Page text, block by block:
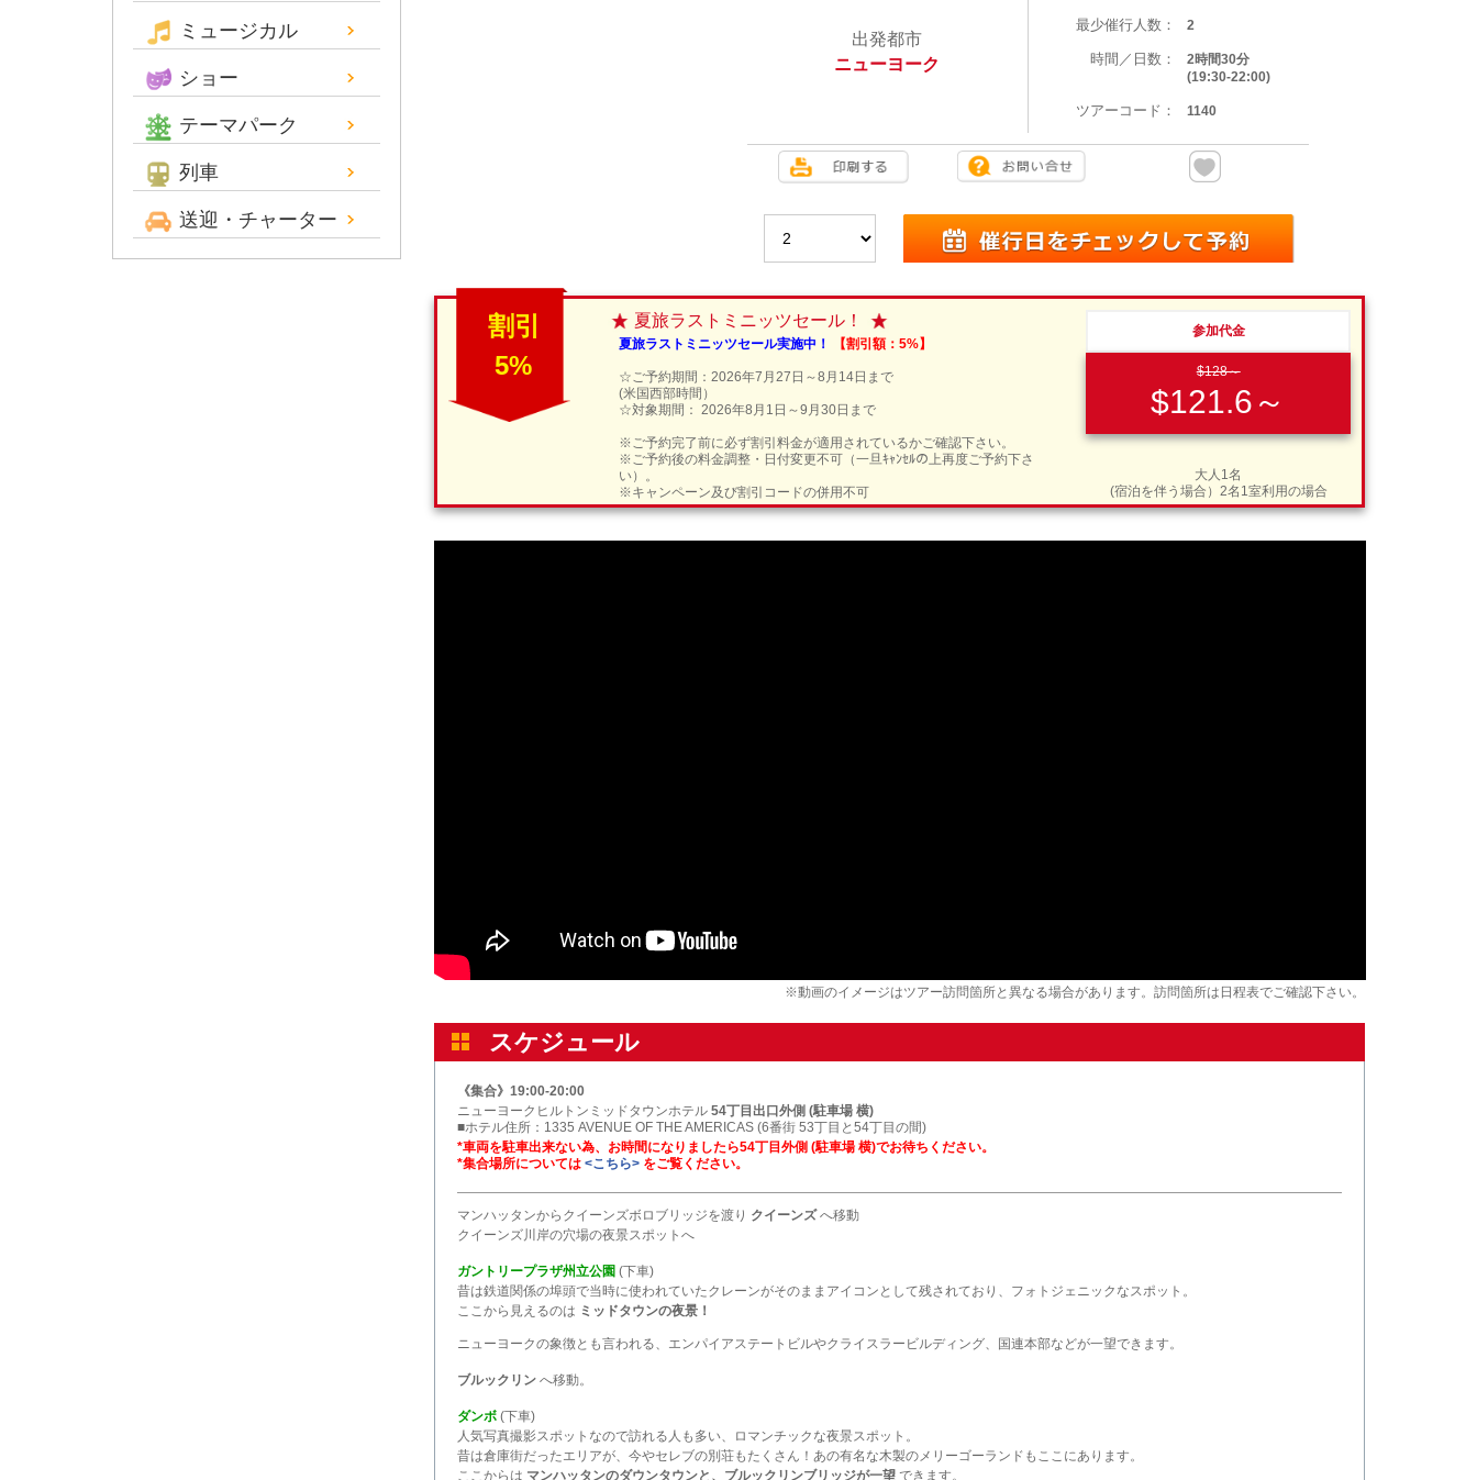
ミュージカル
ショー
テーマパーク
列車
送迎・チャーター
出発都市
ニューヨーク
最少催行人数： 2
時間／日数：
2時間30分
(19:30-22:00)
ツアーコード： 1140
割引
5%
夏旅ラストミニッツセール！
夏旅ラストミニッツセール実施中！ 【割引額：5%】
☆ご予約期間：2026年7月27日～8月14日まで
(米国西部時間）
☆対象期間： 2026年8月1日～9月30日まで
※ご予約完了前に必ず割引料金が適用されているかご確認下さい。
※ご予約後の料金調整・日付変更不可（一旦ｷｬﾝｾﾙの上再度ご予約下さ
い）。
※キャンペーン及び割引コードの併用不可
参加代金
$128～
$121.6～
大人1名
(宿泊を伴う場合）2名1室利用の場合
※動画のイメージはツアー訪問箇所と異なる場合があります。訪問箇所は日程表でご確認下さい。
スケジュール
《集合》19:00-20:00
ニューヨークヒルトンミッドタウンホテル54丁目出口外側 (駐車場 横)
■ホテル住所：1335 AVENUE OF THE AMERICAS (6番街 53丁目と54丁目の間)
*車両を駐車出来ない為、お時間になりましたら54丁目外側 (駐車場 横)でお待ちください。
*集合場所については <こちら>をご覧ください。
マンハッタンからクイーンズボロブリッジを渡り クイーンズへ移動
クイーンズ川岸の穴場の夜景スポットへ
ガントリープラザ州立公園 (下車)
昔は鉄道関係の埠頭で当時に使われていたクレーンがそのままアイコンとして残されており、フォトジェニックなスポット。
ここから見えるのは ミッドタウンの夜景！
ニューヨークの象徴とも言われる、エンパイアステートビルやクライスラービルディング、国連本部などが一望できます。
ブルックリンへ移動。
ダンボ(下車)
人気写真撮影スポットなので訪れる人も多い、ロマンチックな夜景スポット。
昔は倉庫街だったエリアが、今やセレブの別荘もたくさん！あの有名な木製のメリーゴーランドもここにあります。
ここからは マンハッタンのダウンタウンと、ブルックリンブリッジが一望できます。